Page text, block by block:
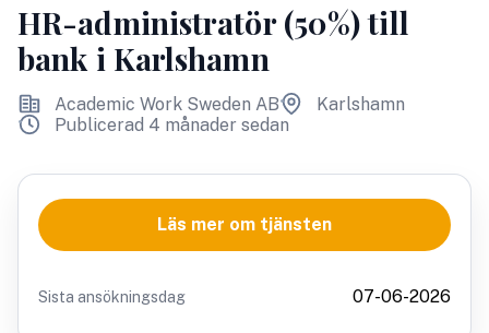
HR-administratör (50%) till
bank i Karlshamn
Academic Work Sweden AB
Karlshamn
Publicerad 4 månader sedan
Läs mer om tjänsten
Sista ansökningsdag 07-06-2026